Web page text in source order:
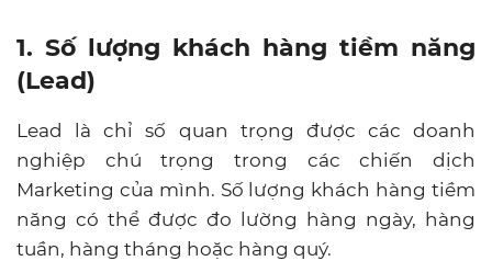
1. Số lượng khách hàng tiềm năng
(Lead)
Lead là chỉ số quan trọng được các doanh
nghiệp chú trọng trong các chiến dịch
Marketing của mình. Số lượng khách hàng tiềm
năng có thể được đo lường hàng ngày, hàng
tuần, hàng tháng hoặc hàng quý.